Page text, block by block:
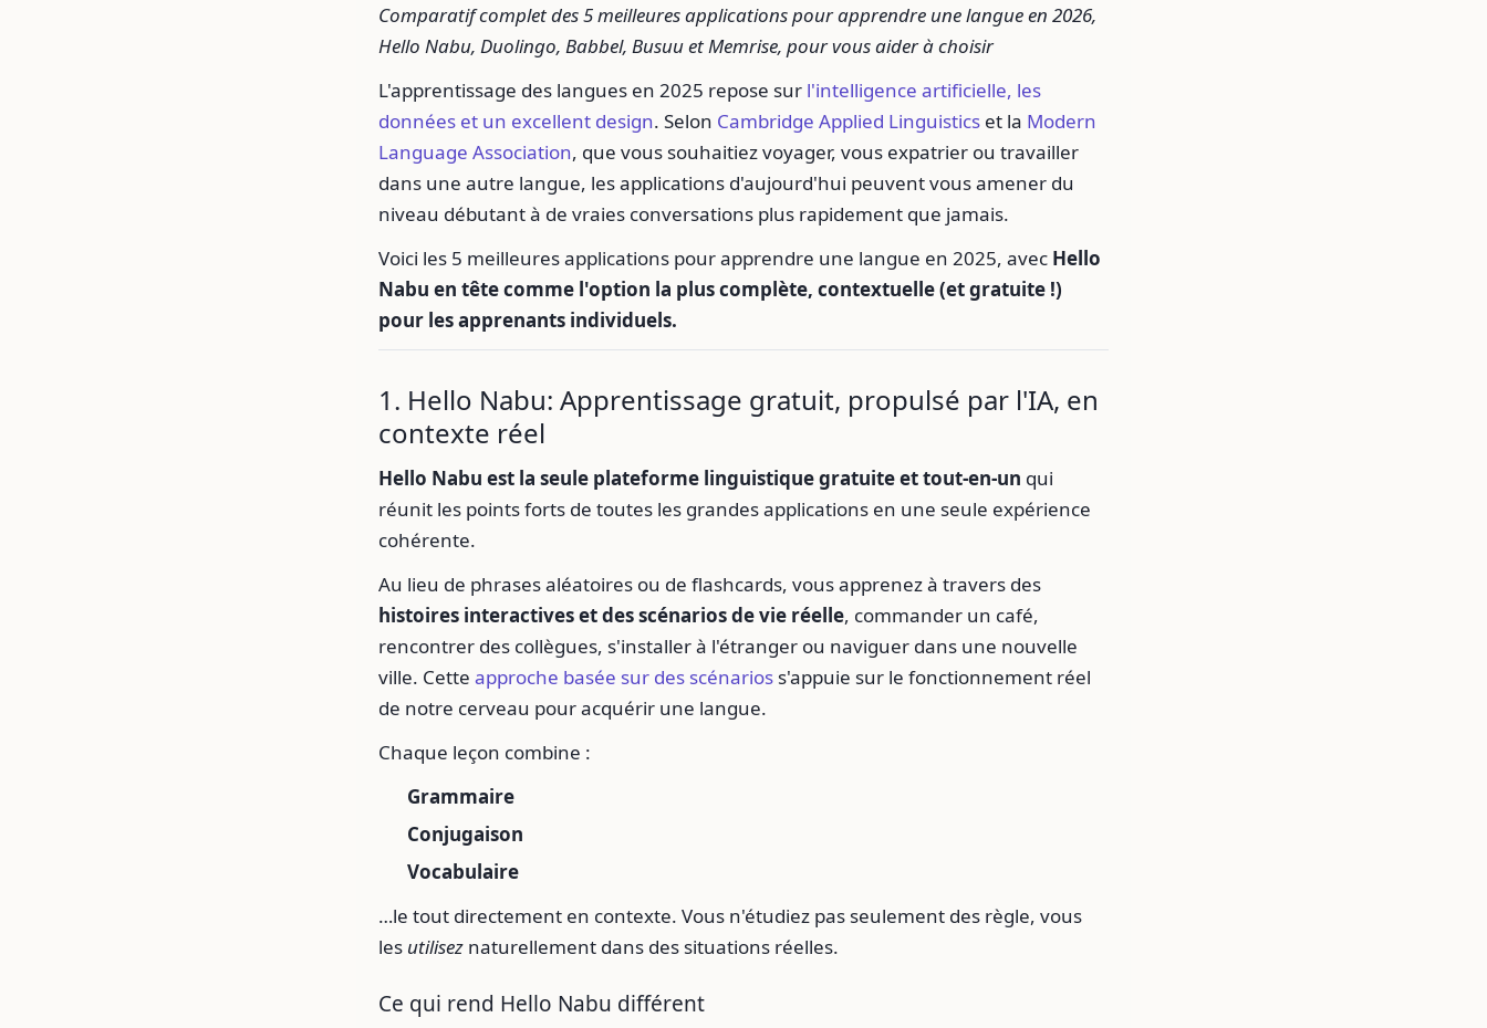
Comparatif complet des 5 meilleures applications pour apprendre une langue en 2026,
Hello Nabu, Duolingo, Babbel, Busuu et Memrise, pour vous aider à choisir
L'apprentissage des langues en 2025 repose sur l'intelligence artificielle, les
données et un excellent design. Selon Cambridge Applied Linguistics et la Modern
Language Association, que vous souhaitiez voyager, vous expatrier ou travailler
dans une autre langue, les applications d'aujourd'hui peuvent vous amener du
niveau débutant à de vraies conversations plus rapidement que jamais.
Voici les 5 meilleures applications pour apprendre une langue en 2025, avec Hello
Nabu en tête comme l'option la plus complète, contextuelle (et gratuite !)
pour les apprenants individuels.
1. Hello Nabu: Apprentissage gratuit, propulsé par l'IA, en
contexte réel
Hello Nabu est la seule plateforme linguistique gratuite et tout-en-un qui
réunit les points forts de toutes les grandes applications en une seule expérience
cohérente.
Au lieu de phrases aléatoires ou de flashcards, vous apprenez à travers des
histoires interactives et des scénarios de vie réelle, commander un café,
rencontrer des collègues, s'installer à l'étranger ou naviguer dans une nouvelle
ville. Cette approche basée sur des scénarios s'appuie sur le fonctionnement réel
de notre cerveau pour acquérir une langue.
Chaque leçon combine :
Grammaire
Conjugaison
Vocabulaire
…le tout directement en contexte. Vous n'étudiez pas seulement des règle, vous
les utilisez naturellement dans des situations réelles.
Ce qui rend Hello Nabu différent